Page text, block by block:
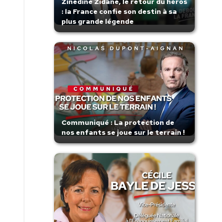
: la France confie son destin à sa
plus grande légende
Communiqué : La protection de
nos enfants se joue sur le terrain !